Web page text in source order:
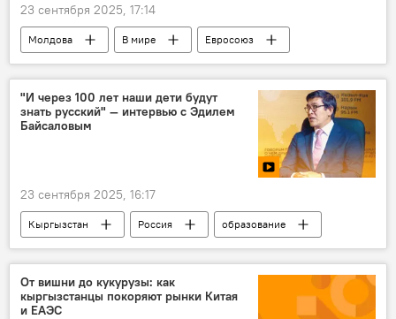
23 сентября 2025, 17:14
Молдова В мире
Евросоюз
НАТО
войска оккупация
"И через 100 лет наши дети будут
знать русский" — интервью с Эдилем
Байсаловым
23 сентября 2025, 16:17
Кыргызстан Россия
образование
русский язык
Эдиль Байсалов
От вишни до кукурузы: как
кыргызстанцы покоряют рынки Китая
и ЕАЭС